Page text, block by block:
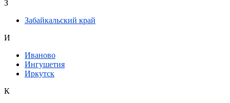
З
Забайкальский край
И
Иваново
Ингушетия
Иркутск
К